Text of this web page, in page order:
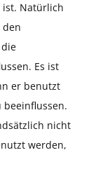
ist. Natürlich
den
Es ist
er benutzt
nicht
werden,